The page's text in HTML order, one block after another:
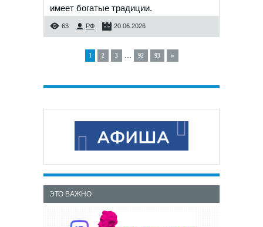
имеет богатые традиции.
63 РФ 20.06.2026
1 2 3 92 93 »
ЭТО ВАЖНО